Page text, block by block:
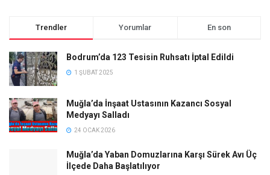
Trendler Yorumlar En son
Bodrum’da 123 Tesisin Ruhsatı İptal Edildi
1 ŞUBAT 2025
Muğla’da İnşaat Ustasının Kazancı Sosyal
Medyayı Salladı
24 OCAK 2026
Muğla’da Yaban Domuzlarına Karşı Sürek Avı Üç
İlçede Daha Başlatılıyor